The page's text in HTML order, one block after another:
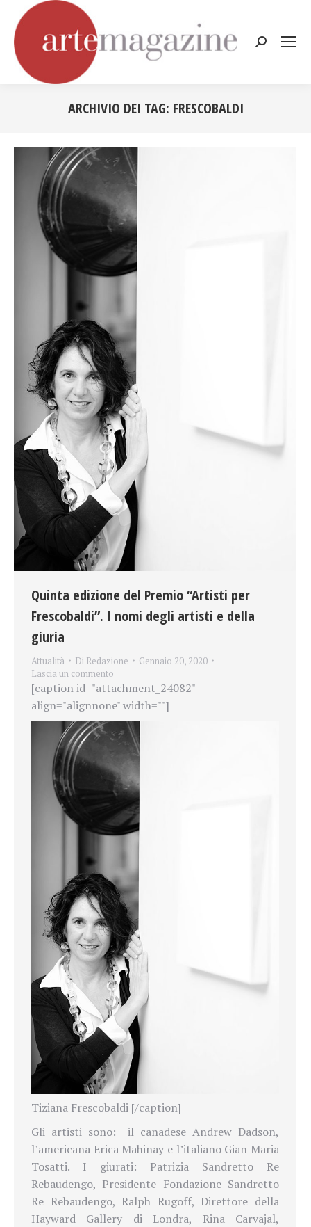
Cerca:
ARCHIVIO DEI TAG: FRESCOBALDI
Quinta edizione del Premio “Artisti per
Frescobaldi”. I nomi degli artisti e della
giuria
Attualità Di Redazione
Gennaio 20, 2020
Lascia un commento
[caption id="attachment_24082"
align="alignnone" width=""]
Tiziana Frescobaldi [/caption]
Gli artisti sono: il canadese Andrew Dadson,
l’americana Erica Mahinay e l’italiano Gian Maria
Tosatti. I giurati: Patrizia Sandretto Re
Rebaudengo, Presidente Fondazione Sandretto
Re Rebaudengo, Ralph Rugoff, Direttore della
Hayward Gallery di Londra, Rina Carvajal,